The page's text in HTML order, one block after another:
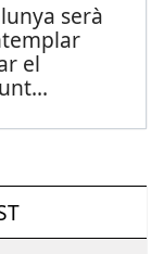
serà
el
...